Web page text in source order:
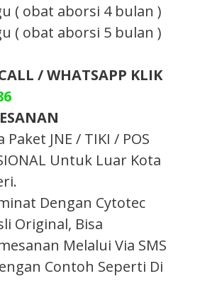
( obat aborsi 4 bulan )
( obat aborsi 5 bulan )
/ WHATSAPP KLIK
JNE / TIKI / POS
Untuk Luar Kota
Dengan Cytotec
Original, Bisa
Melalui Via SMS
Contoh Seperti Di